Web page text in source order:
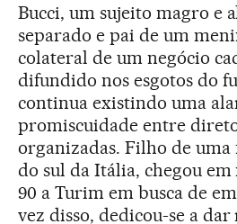
Bucci, um sujeito magro e
separado e pai de um
colateral de um negócio
difundido nos esgotos do
continua existindo uma
promiscuidade entre
organizadas. Filho de
do sul da Itália, chegou em
90 a Turim em busca de
vez disso, dedicou-se a dar